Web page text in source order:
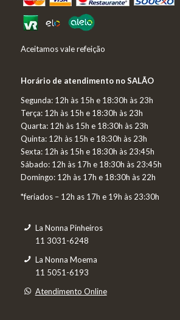
Aceitamos vale refeição
Horário de atendimento no SALÃO
Segunda: 12h às 15h e 18:30h às 23h
Terça: 12h às 15h e 18:30h às 23h
Quarta: 12h às 15h e 18:30h às 23h
Quinta: 12h às 15h e 18:30h às 23h
Sexta: 12h às 15h e 18:30h às 23:45h
Sábado: 12h às 17h e 18:30h às 23:45h
Domingo: 12h às 17h e 18:30h às 22h
*feriados – 12h as 17h e 19h às 23:30h
La Nonna Pinheiros
11 3031-6248
La Nonna Moema
11 5051-6193
Atendimento Online